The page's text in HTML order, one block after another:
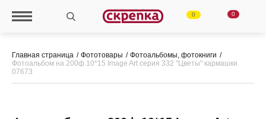
0 0
Главная страница Фототовары
Фотоальбомы, фотокниги
Фотоальбом на 200ф 10*15 Image Art серия 332 "Цветы" кармашки
07673